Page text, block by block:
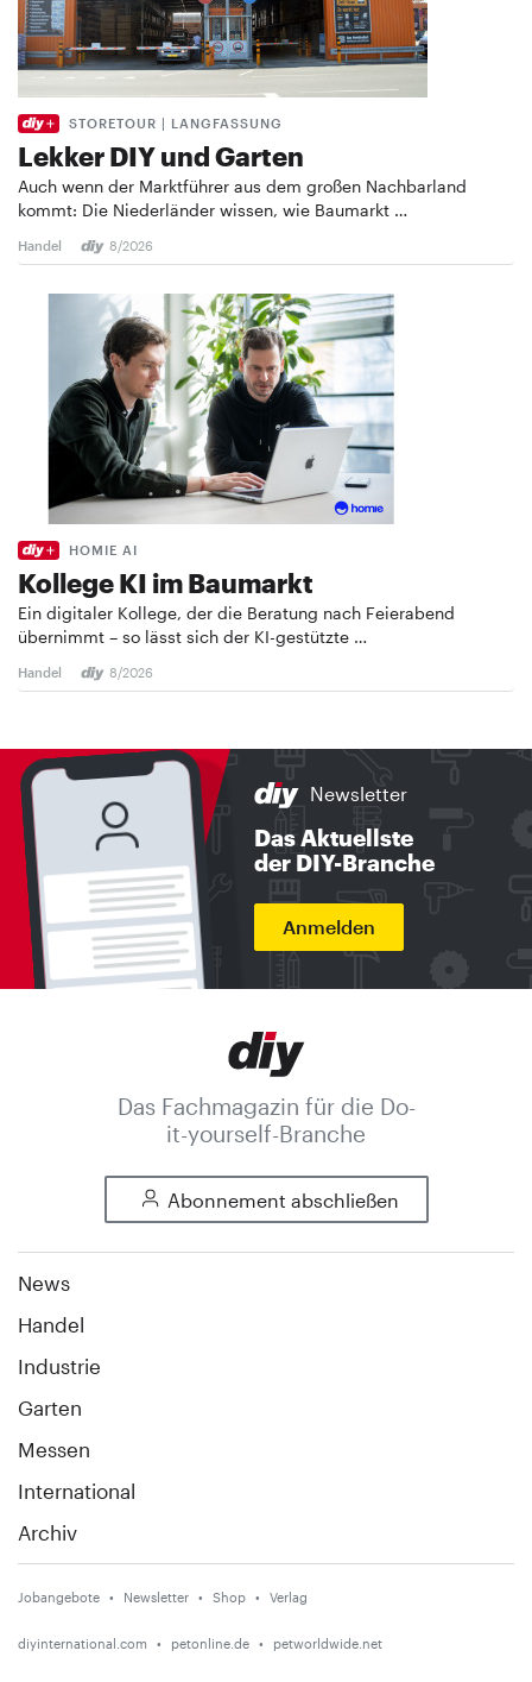
STORETOUR | LANGFASSUNG
Lekker DIY und Garten
Auch wenn der Marktführer aus dem großen Nachbarland
kommt: Die Niederländer wissen, wie Baumarkt …
Handel 8/2026
HOMIE AI
Kollege KI im Baumarkt
Ein digitaler Kollege, der die Beratung nach Feierabend
übernimmt – so lässt sich der KI-gestützte …
Handel 8/2026
Newsletter
Das Aktuellste
der DIY-Branche
Anmelden
Das Fachmagazin für die Do-
it-yourself-Branche
Abonnement abschließen
News
Handel
Industrie
Garten
Messen
International
Archiv
Jobangebote Newsletter Shop Verlag
diyinternational.com petonline.de petworldwide.net